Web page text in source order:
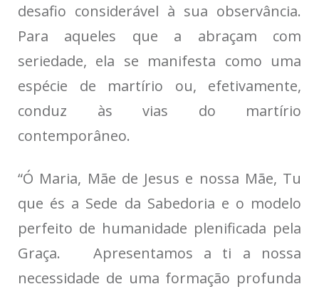
desafio considerável à sua observância.
Para aqueles que a abraçam com
seriedade, ela se manifesta como uma
espécie de martírio ou, efetivamente,
conduz às vias do martírio
contemporâneo.
“Ó Maria, Mãe de Jesus e nossa Mãe, Tu
que és a Sede da Sabedoria e o modelo
perfeito de humanidade plenificada pela
Graça. Apresentamos a ti a nossa
necessidade de uma formação profunda